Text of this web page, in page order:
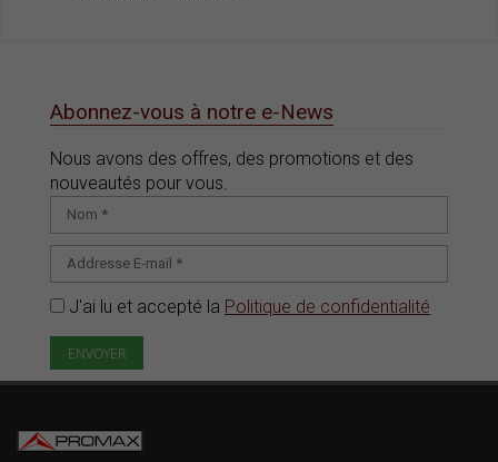
Abonnez-vous à notre e-News
Nous avons des offres, des promotions et des
nouveautés pour vous.
J'ai lu et accepté la Politique de confidentialité